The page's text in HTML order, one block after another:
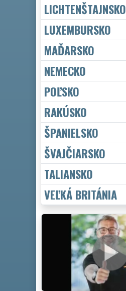
LICHTENŠTAJNSKO
LUXEMBURSKO
MAĎARSKO
NEMECKO
POĽSKO
RAKÚSKO
ŠPANIELSKO
ŠVAJČIARSKO
TALIANSKO
VEĽKÁ BRITÁNIA